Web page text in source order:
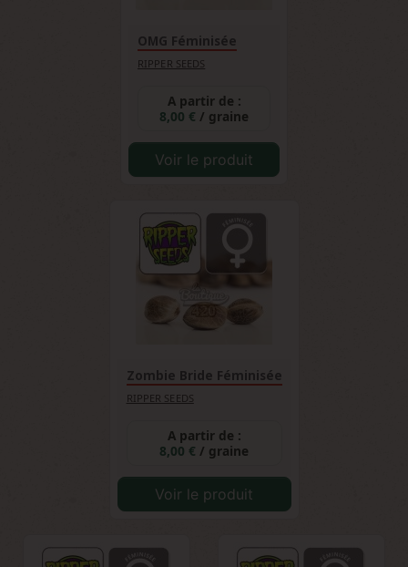
OMG Féminisée
RIPPER SEEDS
A partir de :
8,00 € / graine
Voir le produit
Zombie Bride Féminisée
RIPPER SEEDS
A partir de :
8,00 € / graine
Voir le produit